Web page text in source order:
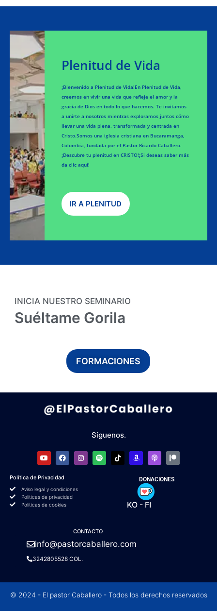
Plenitud de Vida
¡Bienvenido a Plenitud de Vida!En Plenitud de Vida,
creemos en vivir una vida que refleje el amor y la
gracia de Dios en todo lo que hacemos. Te invitamos
a unirte a nosotros mientras exploramos juntos cómo
llevar una vida plena, transformada y centrada en
Cristo.Somos una iglesia cristiana en Bucaramanga,
Colombia, fundada por el Pastor Ricardo Caballero.
¡Descubre tu plenitud en CRISTO!¡Si deseas saber más
da clic aquí!
IR A PLENITUD
INICIA NUESTRO SEMINARIO
Suéltame Gorila
FORMACIONES
Síguenos.
Política de Privacidad
Aviso legal y condiciones
Políticas de privacidad
Políticas de cookies
DONACIONES
KO - FI
CONTACTO
info@pastorcaballero.com
3242805528 COL.
© 2024 - El pastor Caballero - Todos los derechos reservados